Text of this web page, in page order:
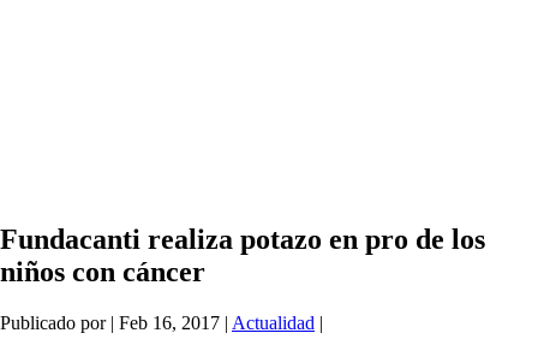
Fundacanti realiza potazo en pro de los
niños con cáncer
Publicado por | Feb 16, 2017 | Actualidad |